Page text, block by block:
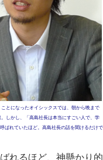
とになったオイシックスでは、朝から晩まで
しかし、「高島社長は本当にすごい人で、学
ばれていたほど。高島社長の話を聞けるだけで
れるほど、神懸かり的